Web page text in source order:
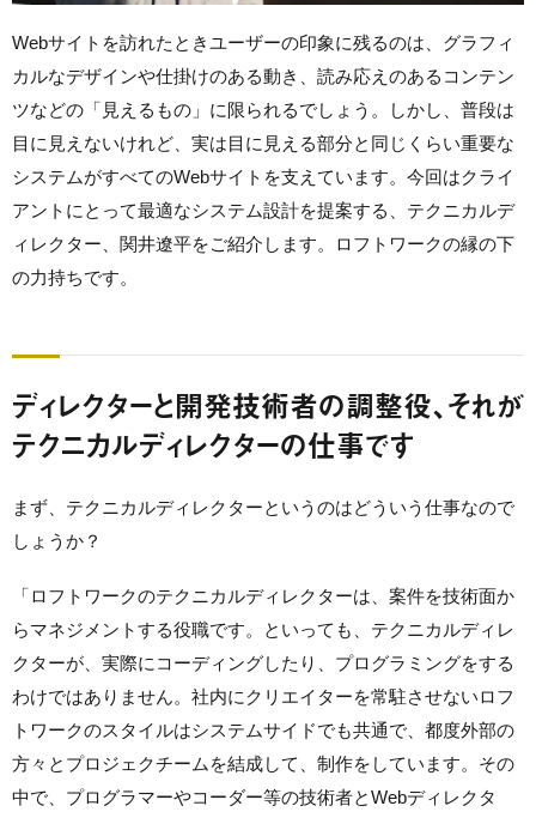
Webサイトを訪れたときユーザーの印象に残るのは、グラフィ
カルなデザインや仕掛けのある動き、読み応えのあるコンテン
ツなどの「見えるもの」に限られるでしょう。しかし、普段は
目に見えないけれど、実は目に見える部分と同じくらい重要な
システムがすべてのWebサイトを支えています。今回はクライ
アントにとって最適なシステム設計を提案する、テクニカルデ
ィレクター、関井遼平をご紹介します。ロフトワークの縁の下
の力持ちです。
ディレクターと開発技術者の調整役、それが
テクニカルディレクターの仕事です
まず、テクニカルディレクターというのはどういう仕事なので
しょうか？
「ロフトワークのテクニカルディレクターは、案件を技術面か
らマネジメントする役職です。といっても、テクニカルディレ
クターが、実際にコーディングしたり、プログラミングをする
わけではありません。社内にクリエイターを常駐させないロフ
トワークのスタイルはシステムサイドでも共通で、都度外部の
方々とプロジェクチームを結成して、制作をしています。その
中で、プログラマーやコーダー等の技術者とWebディレクタ